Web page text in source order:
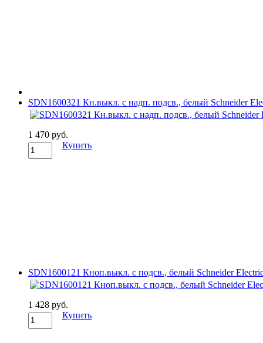
SDN1600321 Кн.выкл. с надп. подсв., белый Schneider
1 470 руб.
Купить
SDN1600121 Кноп.выкл. с подсв., белый Schneider
1 428 руб.
Купить